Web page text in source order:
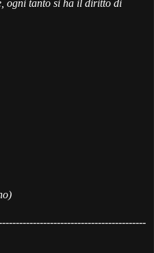
ogni tanto si ha il diritto di